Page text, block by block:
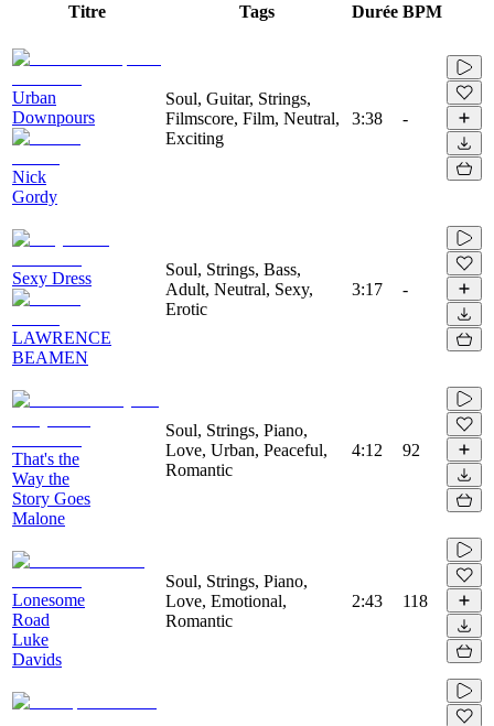
Titre Tags Durée BPM
Urban
Downpours
Nick
Gordy
Soul, Guitar, Strings,
Filmscore, Film, Neutral,
Exciting
3:38 -
Sexy Dress
LAWRENCE
BEAMEN
Soul, Strings, Bass,
Adult, Neutral, Sexy,
Erotic
3:17 -
That's the
Way the
Story Goes
Malone
Soul, Strings, Piano,
Love, Urban, Peaceful,
Romantic
4:12 92
Lonesome
Road
Luke
Davids
Soul, Strings, Piano,
Love, Emotional,
Romantic
2:43 118